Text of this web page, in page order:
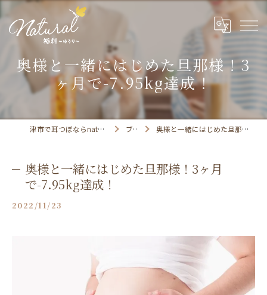
奥様と一緒にはじめた旦那様！3
ヶ月で-7.95kg達成！
津市で耳つぼならnatural 裕利 〜ゆうり〜 ブログ 奥様と一緒にはじめた旦那様！3ヶ月で-7.95kg達成！
奥様と一緒にはじめた旦那様！3ヶ月
で-7.95kg達成！
2022/11/23